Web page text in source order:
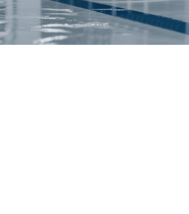
Português
العربية